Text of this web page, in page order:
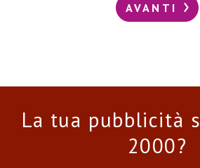
AVANTI
La tua pubblicità
2000?